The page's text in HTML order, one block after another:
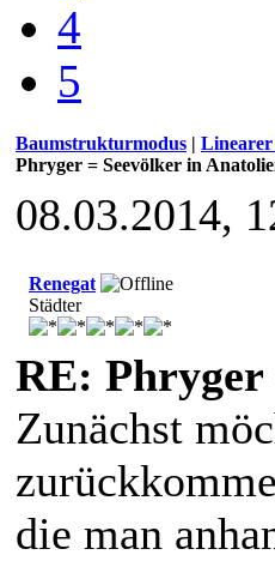
4
5
Baumstrukturmodus |
Phryger = Seevölker in
08.03.2014,
Renegat
Städter
RE: Phryger
Zunächst
die man